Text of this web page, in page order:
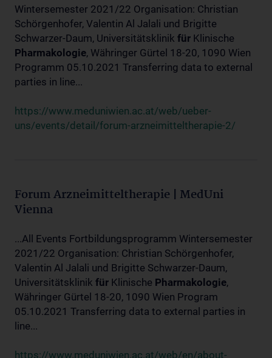
Wintersemester 2021/22 Organisation: Christian
Schörgenhofer, Valentin Al Jalali und Brigitte
Schwarzer-Daum, Universitätsklinik für Klinische
Pharmakologie, Währinger Gürtel 18-20, 1090 Wien
Programm 05.10.2021 Transferring data to external
parties in line...
https://www.meduniwien.ac.at/web/ueber-
uns/events/detail/forum-arzneimitteltherapie-2/
Forum Arzneimitteltherapie | MedUni
Vienna
...All Events Fortbildungsprogramm Wintersemester
2021/22 Organisation: Christian Schörgenhofer,
Valentin Al Jalali und Brigitte Schwarzer-Daum,
Universitätsklinik für Klinische Pharmakologie,
Währinger Gürtel 18-20, 1090 Wien Program
05.10.2021 Transferring data to external parties in
line...
https://www.meduniwien.ac.at/web/en/about-